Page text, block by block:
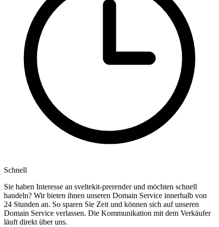
Schnell
Sie haben Interesse an sveltekit-prerender und möchten schnell
handeln? Wir bieten ihnen unseren Domain Service innerhalb von
24 Stunden an. So sparen Sie Zeit und können sich auf unseren
Domain Service verlassen. Die Kommunikation mit dem Verkäufer
läuft direkt über uns.